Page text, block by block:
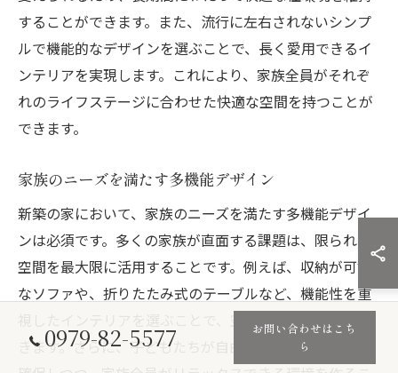
することができます。また、流行に左右されないシンプ
ルで機能的なデザインを選ぶことで、長く愛用できるイ
ンテリアを実現します。これにより、家族全員がそれぞ
れのライフステージに合わせた快適な空間を持つことが
できます。
家族のニーズを満たす多機能デザイン
新築の家において、家族のニーズを満たす多機能デザイ
ンは必須です。多くの家族が直面する課題は、限られた
空間を最大限に活用することです。例えば、収納が可能
なソファや、折りたたみ式のテーブルなど、機能性を重
視したインテリアを選ぶことで、空間を効率的に利用で
きます。さらに、子どもたちが自由に遊べるスペースを
0979-82-5577
お問い合わせはこち
ら